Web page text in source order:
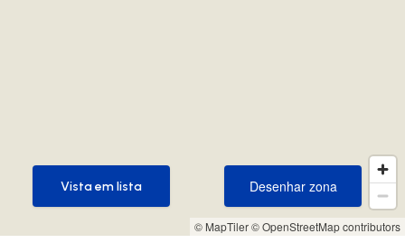
© MapTiler© OpenStreetMap contributors
Desenhar zona
Desenhar zona
Vista em lista
Vista em lista